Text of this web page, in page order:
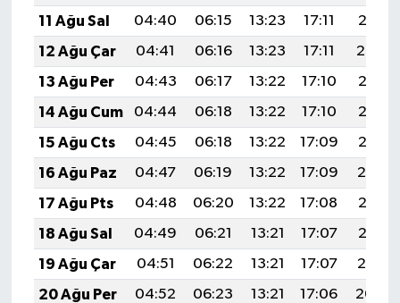
11 Ağu Sal
04:40 06:15 13:23 17:11
20:21
12 Ağu Çar
04:41 06:16 13:23 17:11
20:20
13 Ağu Per
04:43 06:17 13:22 17:10
20:18
14 Ağu Cum
04:44 06:18 13:22 17:10
20:17
15 Ağu Cts
04:45 06:18 13:22 17:09
20:16
16 Ağu Paz
04:47 06:19 13:22 17:09
20:14
17 Ağu Pts
04:48 06:20 13:22 17:08
20:13
18 Ağu Sal
04:49 06:21 13:21 17:07
20:12
19 Ağu Çar
04:51 06:22 13:21 17:07
20:10
20 Ağu Per
04:52 06:23 13:21 17:06
20:09